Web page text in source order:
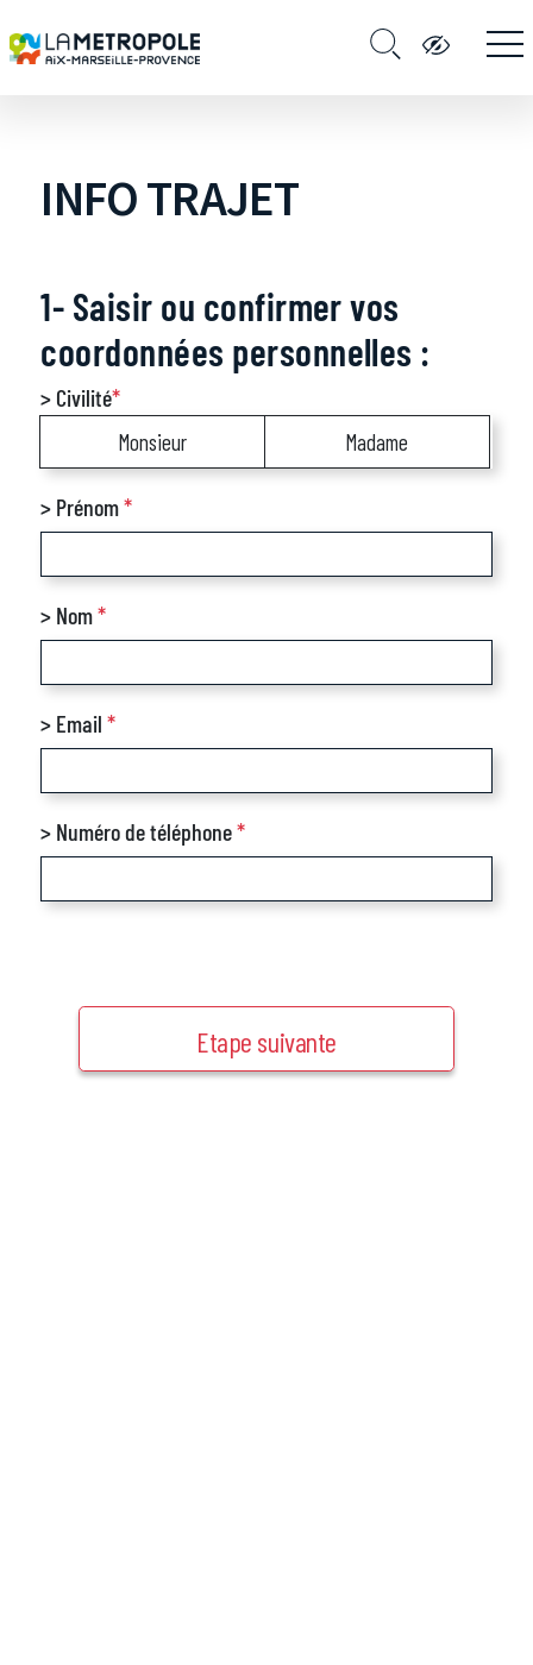
INFO TRAJET
1- Saisir ou confirmer vos
coordonnées personnelles :
> Civilité*
Monsieur Madame
> Prénom*
> Nom*
> Email*
> Numéro de téléphone*
Etape suivante